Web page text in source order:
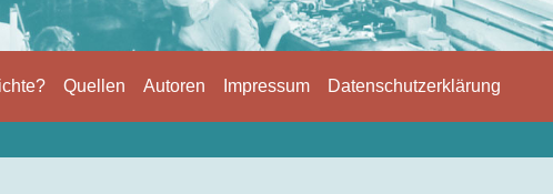
Quellen Autoren Impressum Datenschutzerklärung